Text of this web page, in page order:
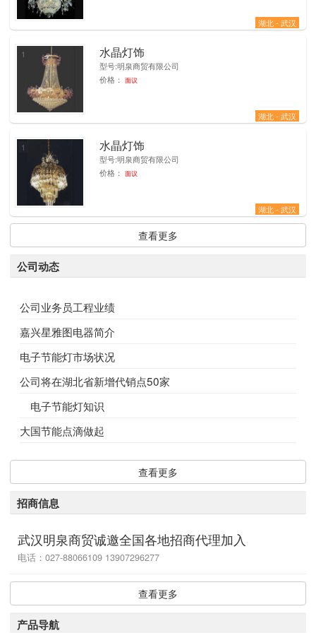
湖北 - 武汉
水晶灯饰
型号:明泉商贸有限公司
价格：
面议
湖北 - 武汉
1
水晶灯饰
型号:明泉商贸有限公司
价格：
面议
湖北 - 武汉
1
查看更多
公司动态
公司业务员工程业绩
嘉兴星雅图电器简介
电子节能灯市场状况
公司将在湖北省新增代销点50家
电子节能灯知识
大国节能点滴做起
查看更多
招商信息
武汉明泉商贸诚邀全国各地招商代理加入
电话：027-88066109 13907296277
查看更多
产品导航